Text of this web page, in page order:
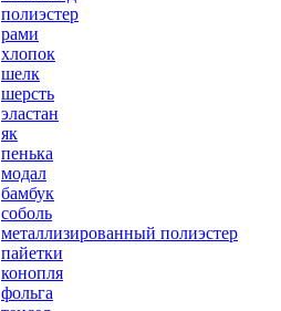
полиэстер
рами
хлопок
шелк
шерсть
эластан
як
пенька
модал
бамбук
соболь
металлизированный полиэстер
пайетки
конопля
фольга